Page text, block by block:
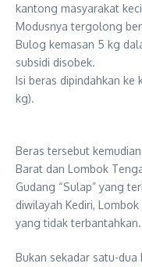
kantong masyarakat
Modusnya tergolong
Bulog kemasan 5 kg
subsidi disobek.
Isi beras dipindahkan
kg).
Beras tersebut
Barat dan Lombok
Gudang “Sulap” yang
diwilayah Kediri,
yang tidak terbantahkan.
Bukan sekadar satu-